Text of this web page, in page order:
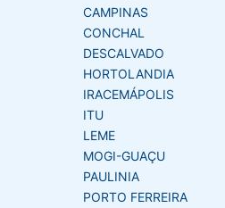
CAMPINAS
CONCHAL
DESCALVADO
HORTOLANDIA
IRACEMÁPOLIS
ITU
LEME
MOGI-GUAÇU
PAULINIA
PORTO FERREIRA